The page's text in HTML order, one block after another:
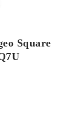
Square